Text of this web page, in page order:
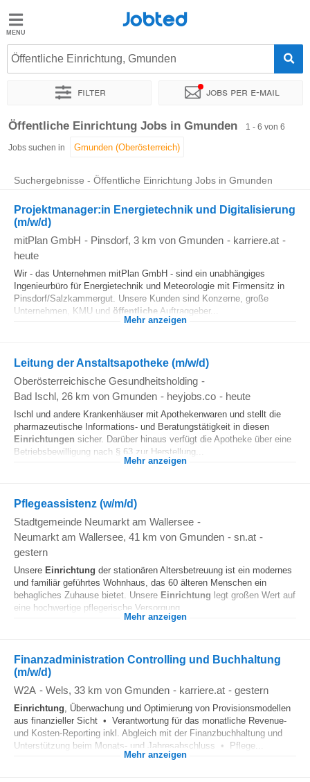
Jobted
Jobs
Jobted
Öffentliche Einrichtung, Gmunden
Filter Jobs per e-mail
Sortieren nach Genauer Standort
Öffentliche Einrichtung Jobs in Gmunden 1 - 6 von 6
Jobs suchen in
Suchergebnisse - Öffentliche Einrichtung Jobs in Gmunden
Projektmanager:in Energietechnik und Digitalisierung
(m/w/d)
mitPlan GmbH - Pinsdorf, 3 km von Gmunden - karriere.at -
heute
Wir - das Unternehmen mitPlan GmbH - sind ein unabhängiges
Ingenieurbüro für Energietechnik und Meteorologie mit Firmensitz in
Pinsdorf/Salzkammergut. Unsere Kunden sind Konzerne, große
Unternehmen, KMU und öffentliche Auftraggeber...
Mehr anzeigen
Leitung der Anstaltsapotheke (m/w/d)
Oberösterreichische Gesundheitsholding -
Bad Ischl, 26 km von Gmunden - heyjobs.co - heute
Ischl und andere Krankenhäuser mit Apothekenwaren und stellt die
pharmazeutische Informations- und Beratungstätigkeit in diesen
Einrichtungen sicher. Darüber hinaus verfügt die Apotheke über eine
Betriebsbewilligung nach § 63 zur Herstellung...
Mehr anzeigen
Pflegeassistenz (w/m/d)
Stadtgemeinde Neumarkt am Wallersee -
Neumarkt am Wallersee, 41 km von Gmunden - sn.at -
gestern
Unsere Einrichtung der stationären Altersbetreuung ist ein modernes
und familiär geführtes Wohnhaus, das 60 älteren Menschen ein
behagliches Zuhause bietet. Unsere Einrichtung legt großen Wert auf
eine hochwertige pflegerische Versorgung...
Mehr anzeigen
Finanzadministration Controlling und Buchhaltung
(m/w/d)
W2A - Wels, 33 km von Gmunden - karriere.at - gestern
Einrichtung, Überwachung und Optimierung von Provisionsmodellen
aus finanzieller Sicht • Verantwortung für das monatliche Revenue-
und Kosten-Reporting inkl. Abgleich mit der Finanzbuchhaltung und
Unterstützung beim Monats- und Jahresabschluss • Pflege...
Mehr anzeigen